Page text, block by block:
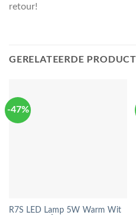
retour!
GERELATEERDE
-47%
R7S LED Lamp 5W Warm Wit